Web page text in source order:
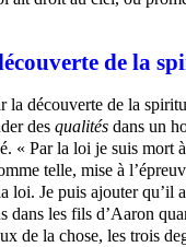
de la
découverte de la
des qualités dans un
« Par la loi je suis mort
telle, mise à
loi. Je puis ajouter
dans les fils d’Aaron
de la chose, les trois